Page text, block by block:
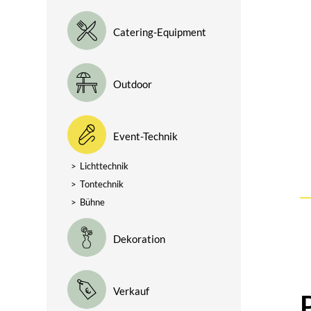
Catering-Equipment
Outdoor
Event-Technik
> Lichttechnik
> Tontechnik
> Bühne
Dekoration
Verkauf